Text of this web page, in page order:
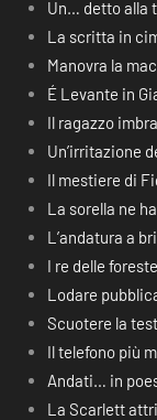
Un… detto alla
La scritta in
Manovra la
É Levante in
Il ragazzo
Un’irritazione
Il mestiere di
La sorella ne
L’andatura a
I re delle foreste
Lodare
Scuotere la
Il telefono più
Andati… in
La Scarlett